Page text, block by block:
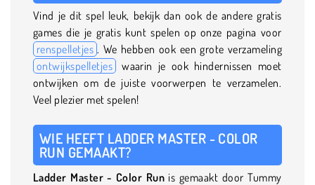
Vind je dit spel leuk, bekijk dan ook de andere gratis
games die je gratis kunt spelen op onze pagina voor
renspelletjes . We hebben ook een grote verzameling
ontwijkspelletjes
waarin je ook hindernissen moet
ontwijken om de juiste voorwerpen te verzamelen.
Veel plezier met spelen!
WIE HEEFT LADDER MASTER - COLOR
RUN GEMAAKT?
Ladder Master - Color Run is gemaakt door Tummy